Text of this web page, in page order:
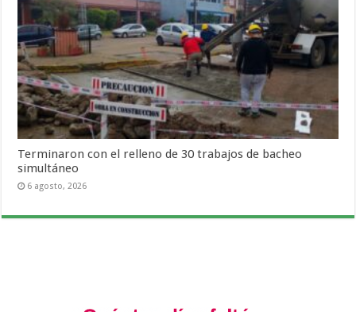
Terminaron con el relleno de 30 trabajos de bacheo
simultáneo
6 agosto, 2026